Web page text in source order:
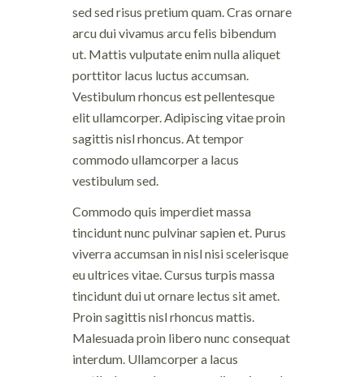
sed sed risus pretium quam. Cras ornare
arcu dui vivamus arcu felis bibendum
ut. Mattis vulputate enim nulla aliquet
porttitor lacus luctus accumsan.
Vestibulum rhoncus est pellentesque
elit ullamcorper. Adipiscing vitae proin
sagittis nisl rhoncus. At tempor
commodo ullamcorper a lacus
vestibulum sed.
Commodo quis imperdiet massa
tincidunt nunc pulvinar sapien et. Purus
viverra accumsan in nisl nisi scelerisque
eu ultrices vitae. Cursus turpis massa
tincidunt dui ut ornare lectus sit amet.
Proin sagittis nisl rhoncus mattis.
Malesuada proin libero nunc consequat
interdum. Ullamcorper a lacus